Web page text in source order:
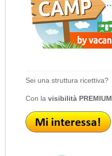
Sei una struttura ricettiva?
Con la visibilità PREMIUM